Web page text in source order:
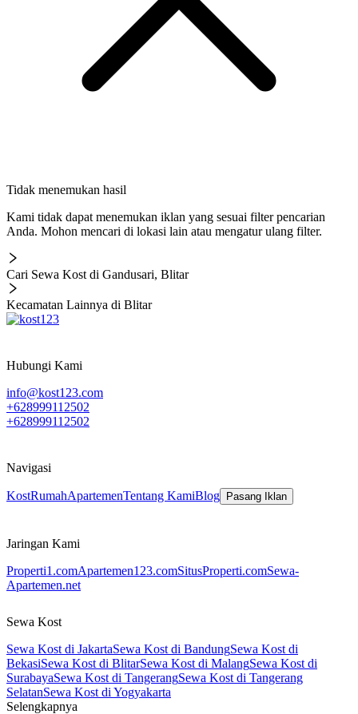
Tidak menemukan hasil
Kami tidak dapat menemukan iklan yang sesuai filter pencarian
Anda. Mohon mencari di lokasi lain atau mengatur ulang filter.
Cari Sewa Kost di Gandusari, Blitar
Kecamatan Lainnya di Blitar
Hubungi Kami
info@kost123.com
+628999112502
+628999112502
Navigasi
KostRumahApartemenTentang KamiBlog Pasang Iklan
Jaringan Kami
Properti1.comApartemen123.comSitusProperti.comSewa-
Apartemen.net
Sewa Kost
Sewa Kost di JakartaSewa Kost di BandungSewa Kost di
BekasiSewa Kost di BlitarSewa Kost di MalangSewa Kost di
SurabayaSewa Kost di TangerangSewa Kost di Tangerang
SelatanSewa Kost di Yogyakarta
Selengkapnya